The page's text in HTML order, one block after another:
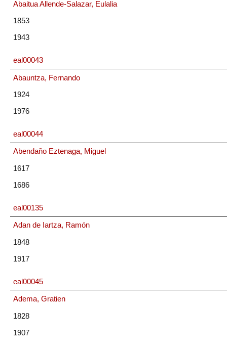
Abaitua Allende-Salazar, Eulalia
1853
1943
eal00043
Abauntza, Fernando
1924
1976
eal00044
Abendaño Eztenaga, Miguel
1617
1686
eal00135
Adan de Iartza, Ramón
1848
1917
eal00045
Adema, Gratien
1828
1907